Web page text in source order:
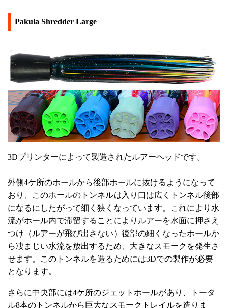
Pakula Shredder Large
3Dプリンターによって製造されたルアーヘッドです。
外側4ケ所のホールから後部ホールに抜けるようになって
おり、このホールのトンネルは入り口は広くトンネル後部
になるにしたがって細く狭くなっています。これにより水
流がホール内で滞留することによりルアーを水面に押さえ
つけ（ルアーが飛び出さない）後部の細くなったホールか
ら凄まじい水流を放出するため、大きなスモークを発生さ
せます。このトンネルを造るためには3Dでの製作が必要
となります。
さらに中央部には4ケ所のジェットホールがあり、トータ
ル8本のトンネルから巨大なスモークトレイルを造りま